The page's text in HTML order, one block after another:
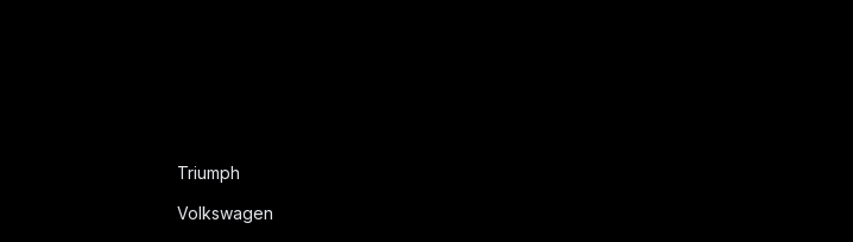
Triumph
Volkswagen